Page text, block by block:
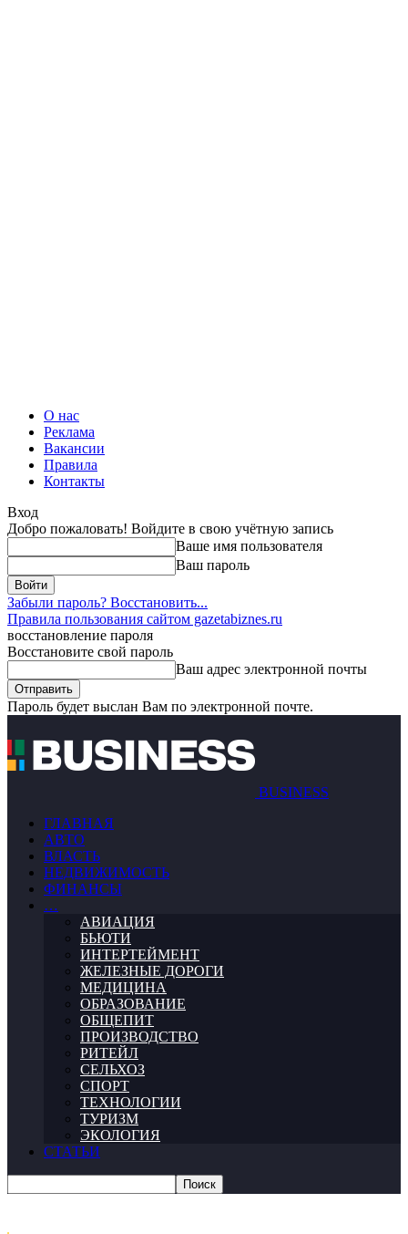
О нас
Реклама
Вакансии
Правила
Контакты
Вход
Добро пожаловать! Войдите в свою учётную запись
Ваше имя пользователя
Ваш пароль
Забыли пароль? Восстановить...
Правила пользования сайтом gazetabiznes.ru
восстановление пароля
Восстановите свой пароль
Ваш адрес электронной почты
Пароль будет выслан Вам по электронной почте.
BUSINESS
ГЛАВНАЯ
АВТО
ВЛАСТЬ
НЕДВИЖИМОСТЬ
ФИНАНСЫ
…
АВИАЦИЯ
БЬЮТИ
ИНТЕРТЕЙМЕНТ
ЖЕЛЕЗНЫЕ ДОРОГИ
МЕДИЦИНА
ОБРАЗОВАНИЕ
ОБЩЕПИТ
ПРОИЗВОДСТВО
РИТЕЙЛ
СЕЛЬХОЗ
СПОРТ
ТЕХНОЛОГИИ
ТУРИЗМ
ЭКОЛОГИЯ
СТАТЬИ